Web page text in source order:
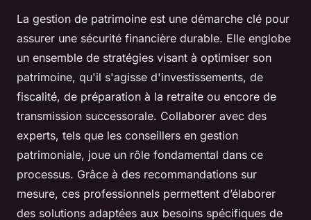
La gestion de patrimoine est une démarche clé pour
assurer une sécurité financière durable. Elle englobe
un ensemble de stratégies visant à optimiser son
patrimoine, qu'il s'agisse d'investissements, de
fiscalité, de préparation à la retraite ou encore de
transmission successorale. Collaborer avec des
experts, tels que les conseillers en gestion
patrimoniale, joue un rôle fondamental dans ce
processus. Grâce à des recommandations sur
mesure, ces professionnels permettent d’élaborer
des solutions adaptées aux besoins spécifiques de